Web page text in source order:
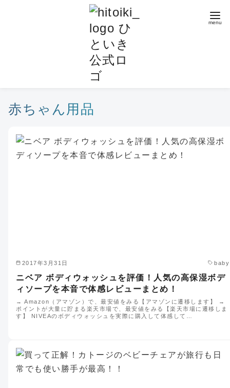
赤ちゃん用品
2017年3月31日 baby
ニベア ボディウォッシュを評価！人気の高保湿ボデ
ィソープを本音で体感レビューまとめ！
→ Amazon（アマゾン）で、最安値をみる【アマゾンに遷移します】 →
ポイントが大量に貯まる楽天市場で、最安値をみる【楽天市場に遷移しま
す】 NIVEAのボディウォッシュを実際に購入して体感して…